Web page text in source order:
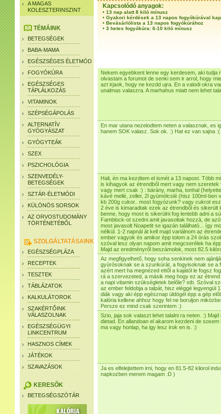
A MAGAS
KOLESZTERINSZINT
TÉMÁINK
BETEGSÉGEK
BABA-MAMA
EGÉSZSÉGES ÉLETMÓD
FOGYÓKÚRA
EGÉSZSÉGES
TÁPLÁLKOZÁS
VITAMINOK
SZÉPSÉGÁPOLÁS
ALTERNATÍV
GYÓGYÁSZAT
GYÓGYTEÁK
SZEX
PSZICHOLÓGIA
SZENVEDÉLY-
BETEGSÉGEK
SZTÁR-ÉLETMÓDI
KÜLÖNÖS SORSOK
AZ ORVOSTUDOMÁNY
TÖRTÉNETÉBŐL
SZOLGÁLTATÁSAINK
EGÉSZSÉGPLÁZA
RECEPTEK
TESZTEK
TÁBLÁZATOK
KALKULÁTOROK
SZAKÉRTŐINK
VÁLASZOLNAK
EGÉSZSÉGÜGYI
LINKCENTRUM
HASZNOS CÍMEK
JÁTÉKOK
SZAVAZÁSOK
KERESŐK
BETEGSÉGSZÓTÁR
Kapcsolódó anyagok:
• 13 nap alatt 8 kiló mínusz
• Gyakori kérdések a 13 napos fogyókúrával
• Bevásárlólista a 13 napos fogyókúrához
• 3 hetes fogyókúra: 6-10 kiló mínusz
Nekem egyebkent lenne egy kerdesem, aki tudja
olvastam a forumot de senki sem ir arrol, hogy
azt irjaok, hogy ne kezdd ujra. En a valodi okra
unalmas valaszra. A marhahus miatt nem lehet
En mar utana nezelodtem neten a valasznak, es
hanem SOK valasz. Sok ok. :) Hat ez van sajna :(
Hali, én ma kezdtem el ismét a 13 napost. Több
is kihagyok az étrendből mert vagy nem
vagy mert csak :) : bárány, marha, tonhal
kávé mellé, zeller, 2l gyümölcslé (hisz 100ml-ben
kb 200g cukor.. most fogyózunk? vagy cukrot
2 éve is kimaradtak ezek az étrendből és sikerült
benne, hogy most is sikerülni fog lentebb adni a
Famblock-ot szedni amit javasoltak hozzá, de
most javasolt Noapetit se igazán található... így
nélkül. 1-2 napnál át kell majd variálnom az
ember vagyok és amikor épp tolom a 24 órás
szóval lesz olyan napom amit megcserélek ha
Majd az eredményről beszámolok, most 82.5
Az megfigyelhető, hogy soha senkinek nem
gyúrósoknak se a szurikúrát, a fogyisoknak se a
azért mert ha megnézed ettől a kajától le fogsz
rá a szervezeted, a másik meg hogy ez az
a napi vitamin szükségletek belőle? stb. Szóval
az ember feldobja a talpát, hisz eléggé legyengül
diák vagy aki épp egésznap üldögél épp a gép
kalória kellene ahhoz hogy fel ne boruljon
Persze ez mind csak szerintem :)
Szio, jaja sok valaszt lehet talalni ra neten. :)
dietad. En allandoan el akarom kezdeni de
ma vagy honlap, ha igy lesz irok en is. :)
Ja es elfelejtettem irni, hogy en 81.5-82 kilorol
napkozben merem magam :D )